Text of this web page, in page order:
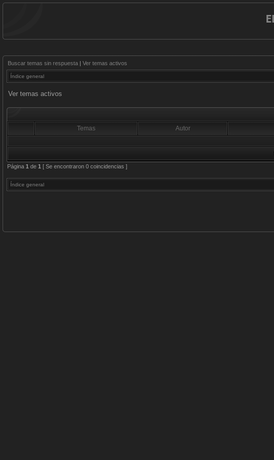
Buscar temas sin respuesta | Ver temas activos
Índice general
Ver temas activos
Temas
Autor
Página 1 de 1 [ Se encontraron 0 coincidencias ]
Índice general